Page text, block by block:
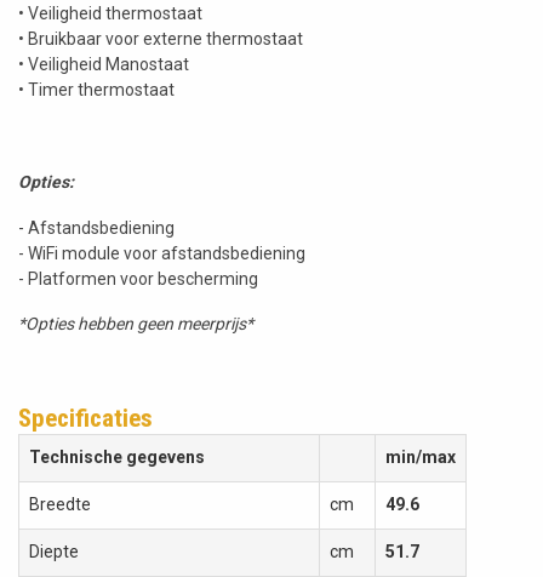
• Veiligheid thermostaat
• Bruikbaar voor externe thermostaat
• Veiligheid Manostaat
• Timer thermostaat
Opties:
- Afstandsbediening
- WiFi module voor afstandsbediening
- Platformen voor bescherming
*Opties hebben geen meerprijs*
Specificaties
Technische gegevens min/max
Breedte cm 49.6
Diepte cm 51.7